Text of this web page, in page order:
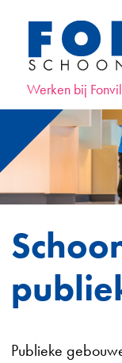
Werken bij
Publieke